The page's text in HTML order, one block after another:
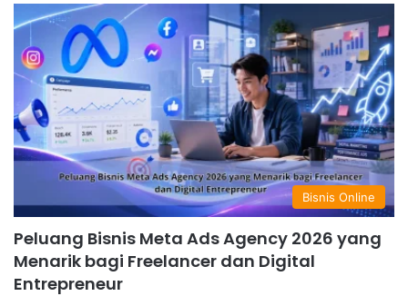
Bisnis Online
Peluang Bisnis Meta Ads Agency 2026 yang
Menarik bagi Freelancer dan Digital
Entrepreneur